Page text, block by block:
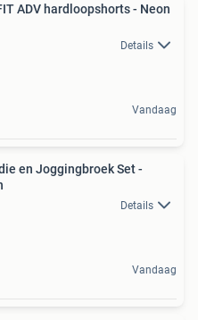
ADV hardloopshorts - Neon
Details
Vandaag
en Joggingbroek Set -
Details
Vandaag